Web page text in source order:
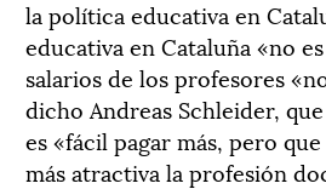
la política educativa en
educativa en Cataluña «no
salarios de los profesores
dicho Andreas Schleider,
es «fácil pagar más, pero
más atractiva la profesión